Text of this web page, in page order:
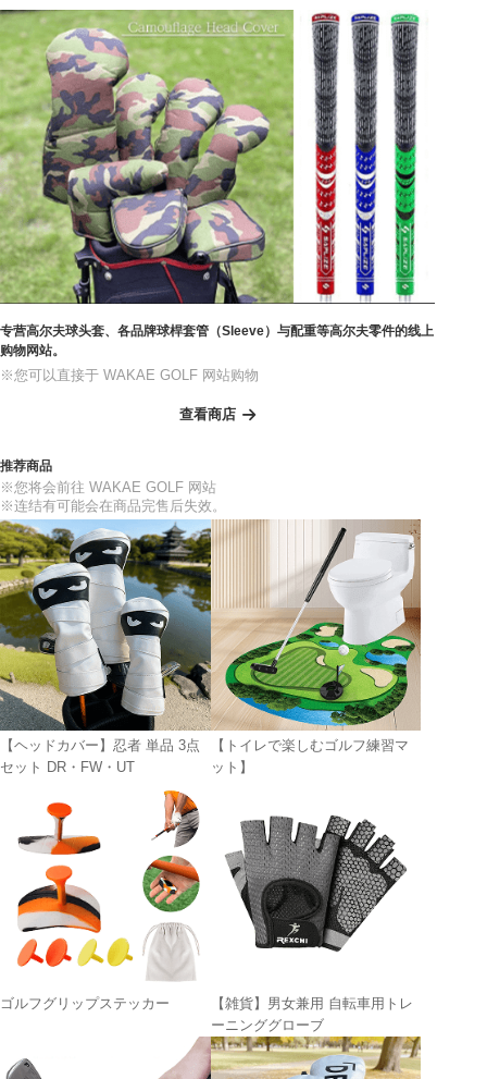
专营高尔夫球头套、各品牌球桿套管（Sleeve）与配重等高尔夫零件的线上
购物网站。
※您可以直接于 WAKAE GOLF 网站购物
查看商店
推荐商品
※您将会前往 WAKAE GOLF 网站
※连结有可能会在商品完售后失效。
【ヘッドカバー】忍者 単品 3点
セット DR・FW・UT
【トイレで楽しむゴルフ練習マ
ット】
ゴルフグリップステッカー
【雑貨】男女兼用 自転車用トレ
ーニンググローブ